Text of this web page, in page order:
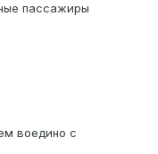
пассажиры
воедино с